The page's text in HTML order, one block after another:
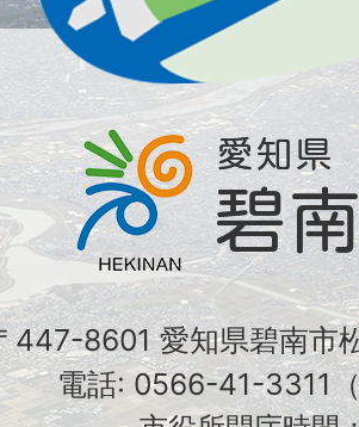
447-8601 愛知県碧南市
電話: 0566-41-3311